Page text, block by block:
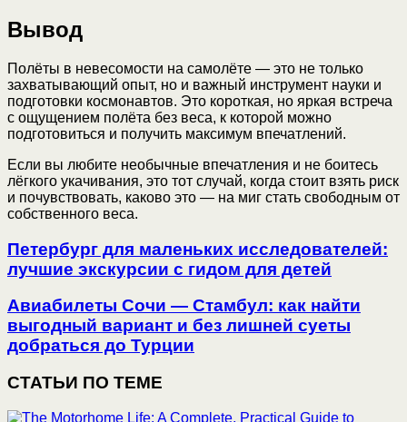
Вывод
Полёты в невесомости на самолёте — это не только
захватывающий опыт, но и важный инструмент науки и
подготовки космонавтов. Это короткая, но яркая встреча
с ощущением полёта без веса, к которой можно
подготовиться и получить максимум впечатлений.
Если вы любите необычные впечатления и не боитесь
лёгкого укачивания, это тот случай, когда стоит взять риск
и почувствовать, каково это — на миг стать свободным от
собственного веса.
Петербург для маленьких исследователей:
лучшие экскурсии с гидом для детей
Авиабилеты Сочи — Стамбул: как найти
выгодный вариант и без лишней суеты
добраться до Турции
СТАТЬИ ПО ТЕМЕ